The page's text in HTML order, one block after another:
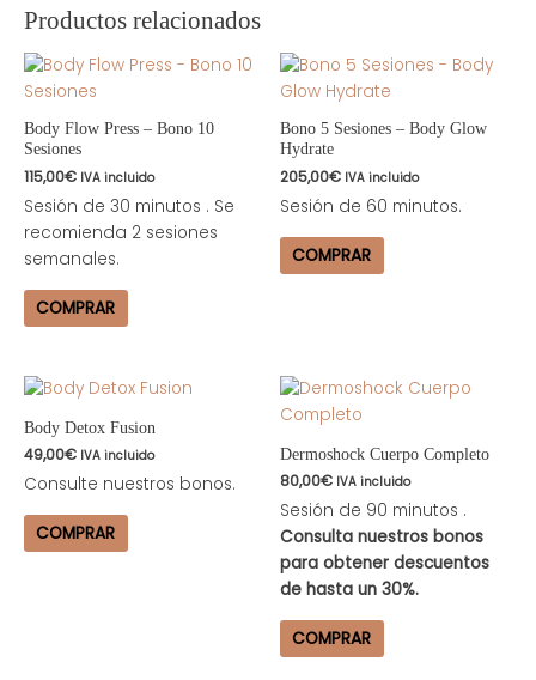
Productos relacionados
Body Flow Press – Bono 10
Sesiones
115,00€ IVA incluido
Sesión de 30 minutos . Se
recomienda 2 sesiones
semanales.
COMPRAR
Bono 5 Sesiones – Body Glow
Hydrate
205,00€ IVA incluido
Sesión de 60 minutos.
COMPRAR
Body Detox Fusion
49,00€ IVA incluido
Consulte nuestros bonos.
COMPRAR
Dermoshock Cuerpo Completo
80,00€ IVA incluido
Sesión de 90 minutos .
Consulta nuestros bonos
para obtener descuentos
de hasta un 30%.
COMPRAR